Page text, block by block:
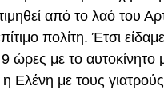
τιμηθεί από το λαό του
πολίτη. Έτσι
9 ώρες με το
Ελένη με τους